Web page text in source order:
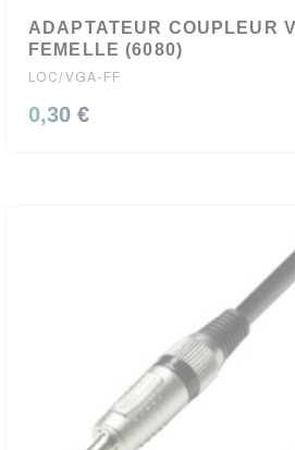
ADAPTATEUR COUPLEUR
FEMELLE (6080)
LOC/VGA-FF
0,30 €